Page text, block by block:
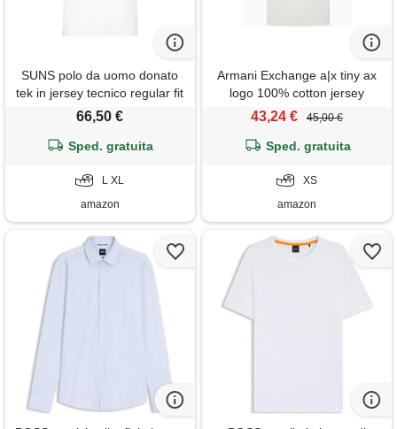
SUNS polo da uomo donato
tek in jersey tecnico regular fit
(white) xl
66,50 €
Sped. gratuita
L XL
amazon
Armani Exchange a|x tiny ax
logo 100% cotton jersey
comfortable t-shirt off white,
43,24 € 45,00 €
Sped. gratuita
XS
amazon